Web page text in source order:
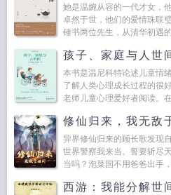
她是温婉从容的一代才女，
卓然于世，他们的爱情珠联
锺书两位先生，从清华初遇
孩子、家庭与人世
本书是温尼科特论述儿童情
了解人类心理成长过程的很
老师儿童心理爱好者阅读。
修仙归来，我无敌
异界修仙归来的顾长歌发现
世界警察我来当。誓要斩尽
当吗？泡菜国不用爸爸出手
撼...
西游：我能分解世